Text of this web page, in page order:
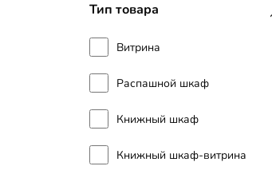
Тип товара
Витрина
Распашной шкаф
Книжный шкаф
Книжный шкаф-витрина